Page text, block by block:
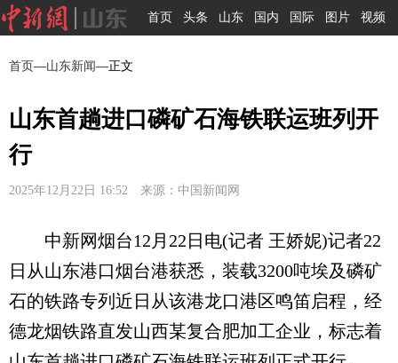
首页 头条 山东 国内 国际 图片 视频
首页—山东新闻—正文
山东首趟进口磷矿石海铁联运班列开
行
2025年12月22日 16:52 来源：中国新闻网
中新网烟台12月22日电(记者 王娇妮)记者22
日从山东港口烟台港获悉，装载3200吨埃及磷矿
石的铁路专列近日从该港龙口港区鸣笛启程，经
德龙烟铁路直发山西某复合肥加工企业，标志着